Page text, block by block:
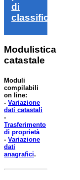
di
classifica
Modulistica
catastale
Moduli
compilabili
on line:
- Variazione
dati catastali
-
Trasferimento
di proprietà
- Variazione
dati
anagrafici.